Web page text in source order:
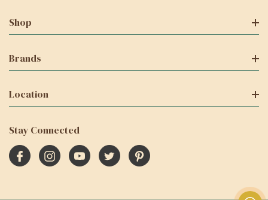
Shop
Brands
Location
Stay Connected